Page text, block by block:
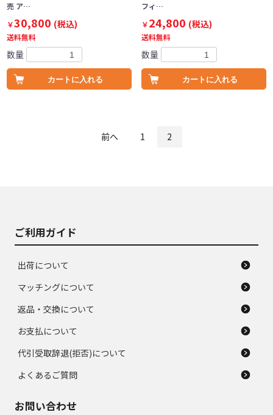
売 ア…
￥30,800 (税込)
送料無料
数量
カートに入れる
フィ…
￥24,800 (税込)
送料無料
数量
カートに入れる
前へ 1 2
ご利用ガイド
出荷について
マッチングについて
返品・交換について
お支払について
代引受取辞退(拒否)について
よくあるご質問
お問い合わせ